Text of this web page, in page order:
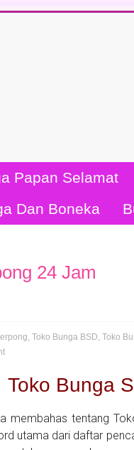
Papan Selamat
Dan Boneka
24 Jam
, Toko Bunga BSD, Toko
Toko Bunga
membahas tentang
utama dari daftar